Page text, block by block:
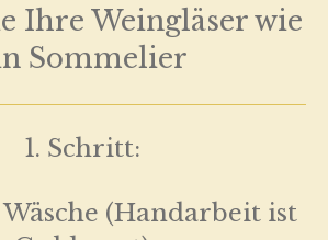
Ihre Weingläser wie
Sommelier
1. Schritt:
(Handarbeit ist